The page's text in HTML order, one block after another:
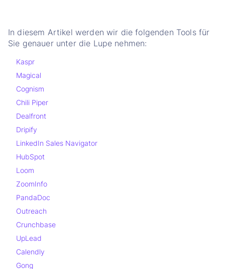
In diesem Artikel werden wir die folgenden Tools für
Sie genauer unter die Lupe nehmen:
Kaspr
Magical
Cognism
Chili Piper
Dealfront
Dripify
LinkedIn Sales Navigator
HubSpot
Loom
ZoomInfo
PandaDoc
Outreach
Crunchbase
UpLead
Calendly
Gong